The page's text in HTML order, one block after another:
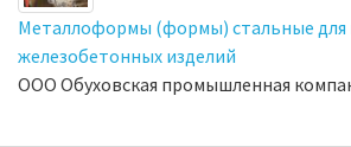
Металлоформы (формы) стальные для
железобетонных изделий
ООО Обуховская промышленная